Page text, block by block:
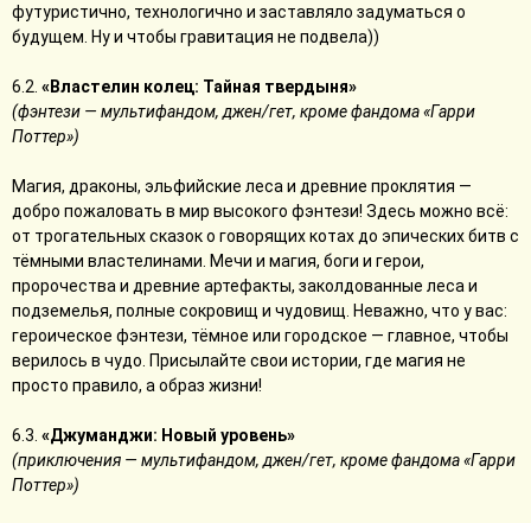
футуристично, технологично и заставляло задуматься о
будущем. Ну и чтобы гравитация не подвела))
6.2. «Властелин колец: Тайная твердыня»
(фэнтези — мультифандом, джен/гет, кроме фандома «Гарри
Поттер»)
Магия, драконы, эльфийские леса и древние проклятия —
добро пожаловать в мир высокого фэнтези! Здесь можно всё:
от трогательных сказок о говорящих котах до эпических битв с
тёмными властелинами. Мечи и магия, боги и герои,
пророчества и древние артефакты, заколдованные леса и
подземелья, полные сокровищ и чудовищ. Неважно, что у вас:
героическое фэнтези, тёмное или городское — главное, чтобы
верилось в чудо. Присылайте свои истории, где магия не
просто правило, а образ жизни!
6.3. «Джуманджи: Новый уровень»
(приключения — мультифандом, джен/гет, кроме фандома «Гарри
Поттер»)